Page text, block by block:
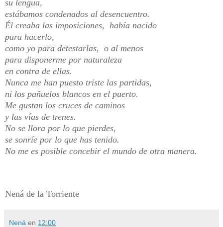
su lengua,
estábamos condenados al desencuentro.
Él creaba las imposiciones, había nacido
para hacerlo,
como yo para detestarlas, o al menos
para disponerme por naturaleza
en contra de ellas.
Nunca me han puesto triste las partidas,
ni los pañuelos blancos en el puerto.
Me gustan los cruces de caminos
y las vías de trenes.
No se llora por lo que pierdes,
se sonríe por lo que has tenido.
No me es posible concebir el mundo de otra manera.
Nená de la Torriente
Nená en 12:00